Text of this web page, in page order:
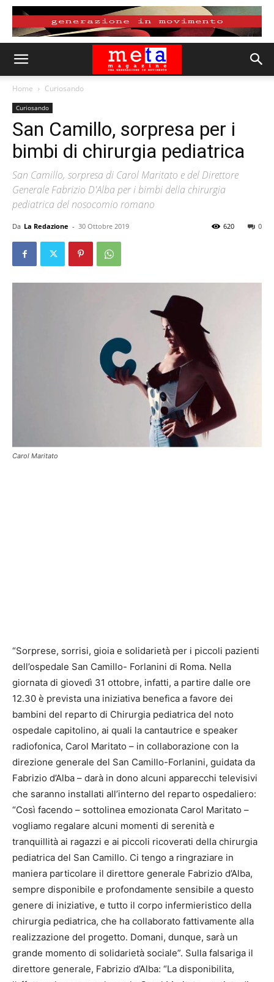
Home Curiosando
Curiosando
San Camillo, sorpresa per i
bimbi di chirurgia pediatrica
San Camillo, sorpresa di Carol Maritato e del Direttore
Generale Fabrizio D'Alba per i bimbi della chirurgia
pediatrica del nosocomio romano
Da La Redazione - 30 Ottobre 2019 0
620
Carol Maritato
“Sorprese, sorrisi, gioia e solidarietà per i piccoli pazienti
dell’ospedale San Camillo- Forlanini di Roma. Nella
giornata di giovedì 31 ottobre, infatti, a partire dalle ore
12.30 è prevista una iniziativa benefica a favore dei
bambini del reparto di Chirurgia pediatrica del noto
ospedale capitolino, ai quali la cantautrice e speaker
radiofonica, Carol Maritato – in collaborazione con la
direzione generale del San Camillo-Forlanini, guidata da
Fabrizio d’Alba – darà in dono alcuni apparecchi televisivi
che saranno installati all’interno del reparto ospedaliero:
“Così facendo – sottolinea emozionata Carol Maritato –
vogliamo regalare alcuni momenti di serenità e
tranquillità ai ragazzi e ai piccoli ricoverati della chirurgia
pediatrica del San Camillo. Ci tengo a ringraziare in
maniera particolare il direttore generale Fabrizio d’Alba,
sempre disponibile e profondamente sensibile a questo
genere di iniziative, e tutto il corpo infermieristico della
chirurgia pediatrica, che ha collaborato fattivamente alla
realizzazione del progetto. Domani, dunque, sarà un
grande momento di solidarietà sociale”. Sulla falsariga il
direttore generale, Fabrizio d’Alba: “La disponibilita,